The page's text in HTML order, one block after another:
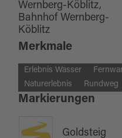
Wernberg-Köblitz,
Bahnhof Wernberg-
Köblitz
Merkmale
Erlebnis Wasser
Naturerlebnis
Rundweg
Markierungen
Goldsteig